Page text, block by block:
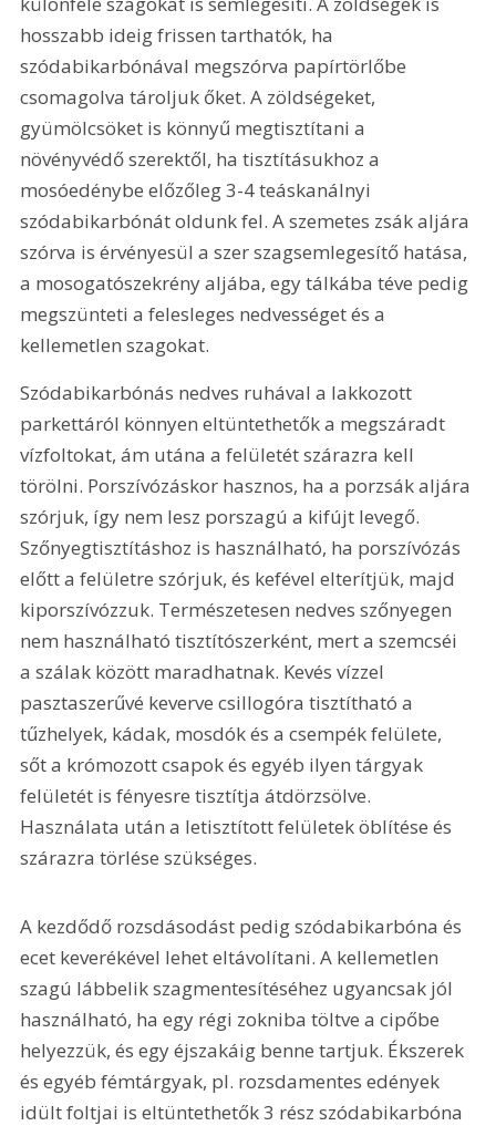
hosszabb ideig frissen tarthatók, ha
szódabikarbónával megszórva papírtörlőbe
csomagolva tároljuk őket. A zöldségeket,
gyümölcsöket is könnyű megtisztítani a
növényvédő szerektől, ha tisztításukhoz a
mosóedénybe előzőleg 3-4 teáskanálnyi
szódabikarbónát oldunk fel. A szemetes zsák aljára
szórva is érvényesül a szer szagsemlegesítő hatása,
a mosogatószekrény aljába, egy tálkába téve pedig
megszünteti a felesleges nedvességet és a
kellemetlen szagokat.
Szódabikarbónás nedves ruhával a lakkozott
parkettáról könnyen eltüntethetők a megszáradt
vízfoltokat, ám utána a felületét szárazra kell
törölni. Porszívózáskor hasznos, ha a porzsák aljára
szórjuk, így nem lesz porszagú a kifújt levegő.
Szőnyegtisztításhoz is használható, ha porszívózás
előtt a felületre szórjuk, és kefével elterítjük, majd
kiporszívózzuk. Természetesen nedves szőnyegen
nem használható tisztítószerként, mert a szemcséi
a szálak között maradhatnak. Kevés vízzel
pasztaszerűvé keverve csillogóra tisztítható a
tűzhelyek, kádak, mosdók és a csempék felülete,
sőt a krómozott csapok és egyéb ilyen tárgyak
felületét is fényesre tisztítja átdörzsölve.
Használata után a letisztított felületek öblítése és
szárazra törlése szükséges.
A kezdődő rozsdásodást pedig szódabikarbóna és
ecet keverékével lehet eltávolítani. A kellemetlen
szagú lábbelik szagmentesítéséhez ugyancsak jól
használható, ha egy régi zokniba töltve a cipőbe
helyezzük, és egy éjszakáig benne tartjuk. Ékszerek
és egyéb fémtárgyak, pl. rozsdamentes edények
idült foltjai is eltüntethetők 3 rész szódabikarbóna